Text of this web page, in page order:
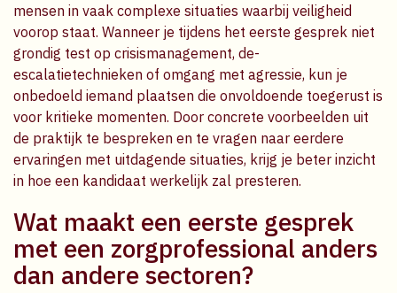
mensen in vaak complexe situaties waarbij veiligheid
voorop staat. Wanneer je tijdens het eerste gesprek niet
grondig test op crisismanagement, de-
escalatietechnieken of omgang met agressie, kun je
onbedoeld iemand plaatsen die onvoldoende toegerust is
voor kritieke momenten. Door concrete voorbeelden uit
de praktijk te bespreken en te vragen naar eerdere
ervaringen met uitdagende situaties, krijg je beter inzicht
in hoe een kandidaat werkelijk zal presteren.
Wat maakt een eerste gesprek
met een zorgprofessional anders
dan andere sectoren?